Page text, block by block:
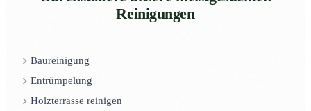
Reinigungen
Baureinigung
Entrümpelung
Holzterrasse reinigen